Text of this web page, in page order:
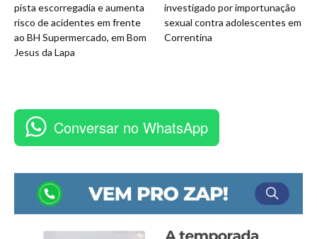
pista escorregadia e aumenta
risco de acidentes em frente
ao BH Supermercado, em Bom
Jesus da Lapa
investigado por importunação
sexual contra adolescentes em
Correntina
Conversar no WhatsApp